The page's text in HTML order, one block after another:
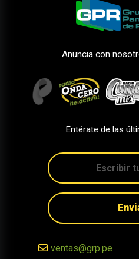
Anuncia con
Entérate de las
ventas@grp.pe